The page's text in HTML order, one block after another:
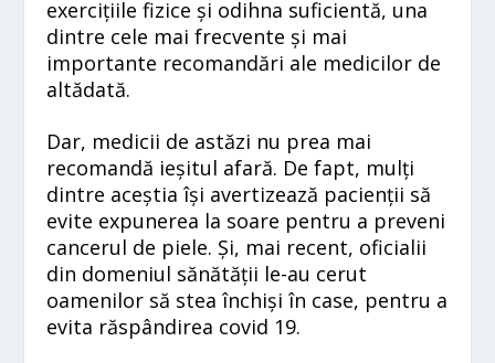
exercițiile fizice și odihna suficientă, una
dintre cele mai frecvente și mai
importante recomandări ale medicilor de
altădată.
Dar, medicii de astăzi nu prea mai
recomandă ieșitul afară. De fapt, mulți
dintre aceștia își avertizează pacienții să
evite expunerea la soare pentru a preveni
cancerul de piele. Și, mai recent, oficialii
din domeniul sănătății le-au cerut
oamenilor să stea închiși în case, pentru a
evita răspândirea covid 19.